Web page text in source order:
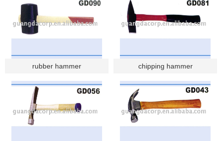
rubber hammer chipping hammer